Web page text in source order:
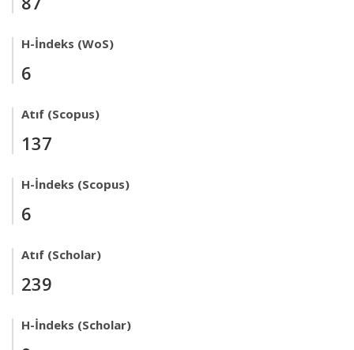
H-İndeks (WoS)
6
Atıf (Scopus)
137
H-İndeks (Scopus)
6
Atıf (Scholar)
239
H-İndeks (Scholar)